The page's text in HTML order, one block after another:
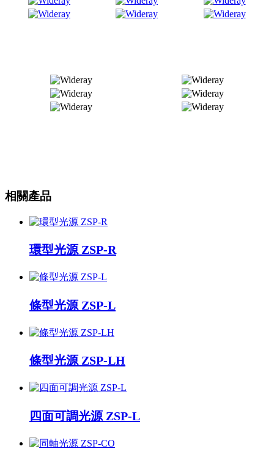
相關產品
環型光源 ZSP-R
條型光源 ZSP-L
條型光源 ZSP-LH
四面可調光源 ZSP-L